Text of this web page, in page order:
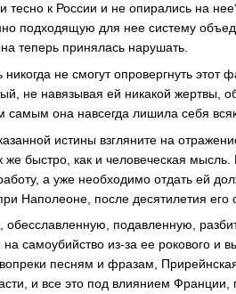
тесно к России и не опирались на
подходящую для нее систему
теперь принялась нарушать.
не смогут опровергнуть этот
не навязывая ей никакой жертвы,
самым она навсегда лишила себя
истины взгляните на
же быстро, как и человеческая
а уже необходимо отдать ей
Наполеоне, после десятилетия его
обесславленную, подавленную,
самоубийство из-за ее рокового и
песням и фразам,
и все это под влиянием